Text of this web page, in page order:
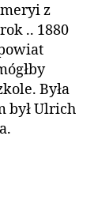
z
.. 1880
Była
był Ulrich